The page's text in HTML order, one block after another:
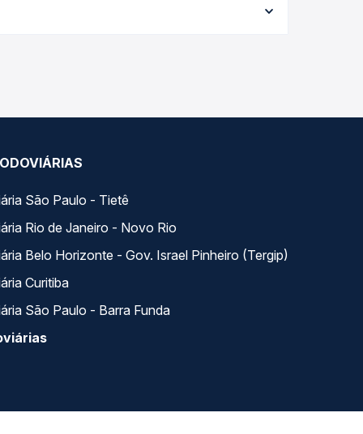
garante a melhor oferta para o seu roteiro.
São Paulo - Tietê
Rio de Janeiro - Novo Rio
Belo Horizonte - Gov. Israel Pinheiro (Tergip)
Curitiba
São Paulo - Barra Funda